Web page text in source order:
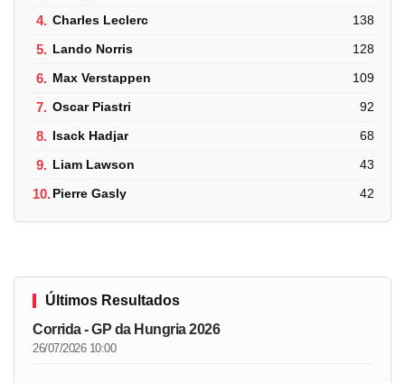
4. Charles Leclerc 138
5. Lando Norris 128
6. Max Verstappen 109
7. Oscar Piastri 92
8. Isack Hadjar 68
9. Liam Lawson 43
10.Pierre Gasly 42
Últimos Resultados
Corrida - GP da Hungria 2026
26/07/2026 10:00